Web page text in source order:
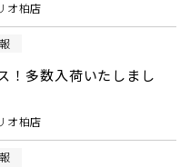
オ柏店
！多数入荷いたしまし
オ柏店